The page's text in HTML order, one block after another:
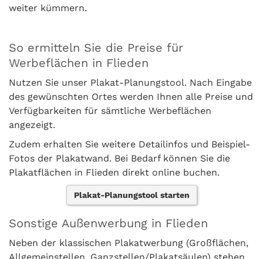
weiter kümmern.
So ermitteln Sie die Preise für
Werbeflächen in Flieden
Nutzen Sie unser Plakat-Planungstool. Nach Eingabe
des gewünschten Ortes werden Ihnen alle Preise und
Verfügbarkeiten für sämtliche Werbeflächen
angezeigt.
Zudem erhalten Sie weitere Detailinfos und Beispiel-
Fotos der Plakatwand. Bei Bedarf können Sie die
Plakatflächen in Flieden direkt online buchen.
Plakat-Planungstool starten
Sonstige Außenwerbung in Flieden
Neben der klassischen Plakatwerbung (Großflächen,